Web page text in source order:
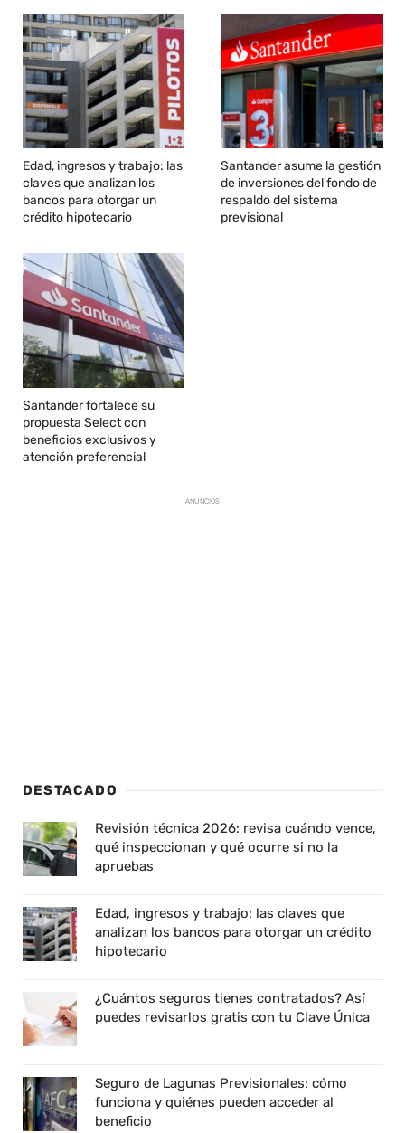
Edad, ingresos y trabajo: las
claves que analizan los
bancos para otorgar un
crédito hipotecario
Santander asume la gestión
de inversiones del fondo de
respaldo del sistema
previsional
Santander fortalece su
propuesta Select con
beneficios exclusivos y
atención preferencial
ANUNCIOS
DESTACADO
Revisión técnica 2026: revisa cuándo vence,
qué inspeccionan y qué ocurre si no la
apruebas
Edad, ingresos y trabajo: las claves que
analizan los bancos para otorgar un crédito
hipotecario
¿Cuántos seguros tienes contratados? Así
puedes revisarlos gratis con tu Clave Única
Seguro de Lagunas Previsionales: cómo
funciona y quiénes pueden acceder al
beneficio